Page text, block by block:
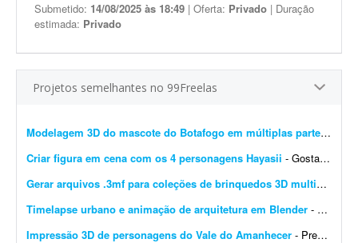
Submetido: 14/08/2025 às 18:49 | Oferta: Privado | Duração
estimada: Privado
Projetos semelhantes no 99Freelas
Modelagem 3D do mascote do Botafogo em múltiplas partes
-
Criar figura em cena com os 4 personagens Hayasii - Gostaria de uma figura que, na verdade, seja uma cena com os quatro personagens da banda Hayasii, de DanDaDan. A cena de referência está em anexo. Minha ideia é que os personage...
Gerar arquivos .3mf para coleções de brinquedos 3D multicoloridos
Timelapse urbano e animação de arquitetura em Blender - Procuro modelador e animador 3D especialista em Blender para criar animações urbanas e timelapses de cidades em estilo documentário. Deve incluir animação de elem...
Impressão 3D de personagens do Vale do Amanhecer - Preciso de um projeto para impressão 3D de dois personagens do Vale do Amanhecer: - Príncipe Ariane - Ministro Yuricy